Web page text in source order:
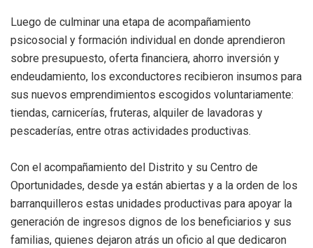
Luego de culminar una etapa de acompañamiento
psicosocial y formación individual en donde aprendieron
sobre presupuesto, oferta financiera, ahorro inversión y
endeudamiento, los exconductores recibieron insumos para
sus nuevos emprendimientos escogidos voluntariamente:
tiendas, carnicerías, fruteras, alquiler de lavadoras y
pescaderías, entre otras actividades productivas.
Con el acompañamiento del Distrito y su Centro de
Oportunidades, desde ya están abiertas y a la orden de los
barranquilleros estas unidades productivas para apoyar la
generación de ingresos dignos de los beneficiarios y sus
familias, quienes dejaron atrás un oficio al que dedicaron